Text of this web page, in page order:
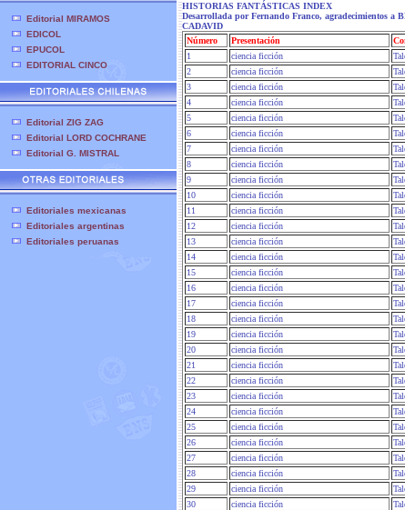
Editorial MIRAMOS
EDICOL
EPUCOL
EDITORIAL CINCO
Editorial ZIG ZAG
Editorial LORD COCHRANE
Editorial G. MISTRAL
Editoriales mexicanas
Editoriales argentinas
Editoriales peruanas
HISTORIAS FANTÁSTICAS INDEX
Desarrollada por Fernando Franco, agradecimientos
CADAVID
Número
Presentación
1
ciencia ficción
2
ciencia ficción
3
ciencia ficción
4
ciencia ficción
5
ciencia ficción
6
ciencia ficción
7
ciencia ficción
8
ciencia ficción
9
ciencia ficción
10
ciencia ficción
11
ciencia ficción
12
ciencia ficción
13
ciencia ficción
14
ciencia ficción
15
ciencia ficción
16
ciencia ficción
17
ciencia ficción
18
ciencia ficción
19
ciencia ficción
20
ciencia ficción
21
ciencia ficción
22
ciencia ficción
23
ciencia ficción
24
ciencia ficción
25
ciencia ficción
26
ciencia ficción
27
ciencia ficción
28
ciencia ficción
29
ciencia ficción
30
ciencia ficción